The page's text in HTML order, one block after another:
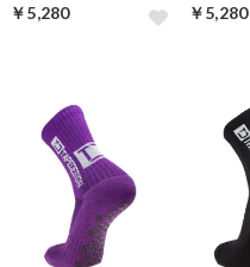
￥5,280 ￥5,280